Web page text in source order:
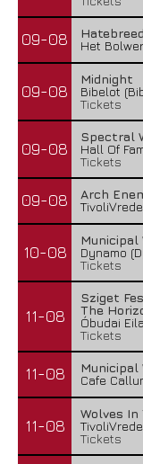
09-08
Hatebreed
Het
09-08
Midnight
Bibelot
Tickets
09-08
Spectral
Hall Of
Tickets
09-08
Arch
10-08
Municipal
Dynamo
Tickets
11-08
Sziget
The
Óbudai
Tickets
11-08
Municipal
Cafe
11-08
Wolves In
Tickets